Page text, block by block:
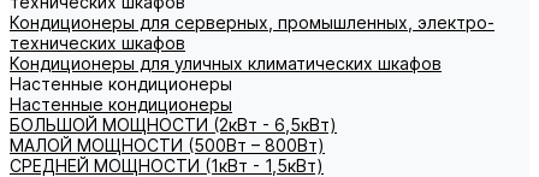
Кондиционеры для серверных, промышленных, электро-
технических шкафов
Кондиционеры для уличных климатических шкафов
Настенные кондиционеры
Настенные кондиционеры
БОЛЬШОЙ МОЩНОСТИ (2кВт - 6,5кВт)
МАЛОЙ МОЩНОСТИ (500Вт – 800Вт)
СРЕДНЕЙ МОЩНОСТИ (1кВт - 1,5кВт)